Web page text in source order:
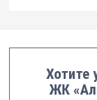
Хотите
ЖК